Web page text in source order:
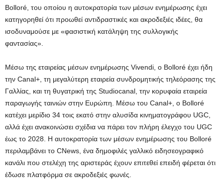
Bolloré, του οποίου η αυτοκρατορία των μέσων ενημέρωσης έχει
κατηγορηθεί ότι προωθεί αντιδραστικές και ακροδεξιές ιδέες, θα
ισοδυναμούσε με «φασιστική κατάληψη της συλλογικής
φαντασίας».
Μέσω της εταιρείας μέσων ενημέρωσης Vivendi, ο Bolloré έχει ήδη
την Canal+, τη μεγαλύτερη εταιρεία συνδρομητικής τηλεόρασης της
Γαλλίας, και τη θυγατρική της Studiocanal, την κορυφαία εταιρεία
παραγωγής ταινιών στην Ευρώπη. Μέσω του Canal+, ο Bolloré
κατέχει μερίδιο 34 τοις εκατό στην αλυσίδα κινηματογράφου UGC,
αλλά έχει ανακοινώσει σχέδια να πάρει τον πλήρη έλεγχο του UGC
έως το 2028. Η αυτοκρατορία των μέσων ενημέρωσης του Bolloré
περιλαμβάνει το CNews, ένα δημοφιλές γαλλικό ειδησεογραφικό
κανάλι που στελέχη της αριστεράς έχουν επιτεθεί επειδή φέρεται ότι
έδωσε πλατφόρμα σε ακροδεξιές φωνές.